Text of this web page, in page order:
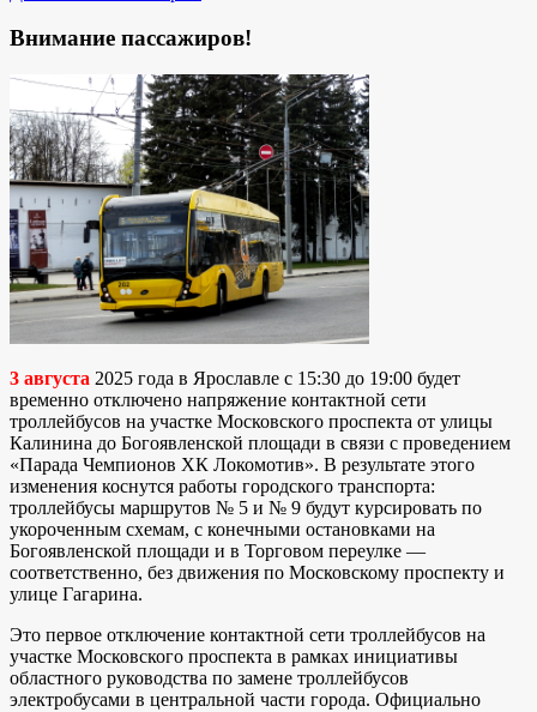
Внимание пассажиров!
3 августа 2025 года в Ярославле с 15:30 до 19:00 будет
временно отключено напряжение контактной сети
троллейбусов на участке Московского проспекта от улицы
Калинина до Богоявленской площади в связи с проведением
«Парада Чемпионов ХК Локомотив». В результате этого
изменения коснутся работы городского транспорта:
троллейбусы маршрутов № 5 и № 9 будут курсировать по
укороченным схемам, с конечными остановками на
Богоявленской площади и в Торговом переулке —
соответственно, без движения по Московскому проспекту и
улице Гагарина.
Это первое отключение контактной сети троллейбусов на
участке Московского проспекта в рамках инициативы
областного руководства по замене троллейбусов
электробусами в центральной части города. Официально